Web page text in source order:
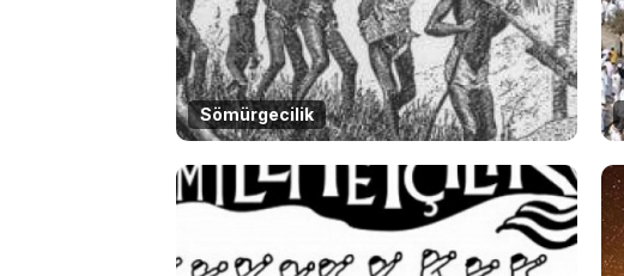
Sömürgecilik